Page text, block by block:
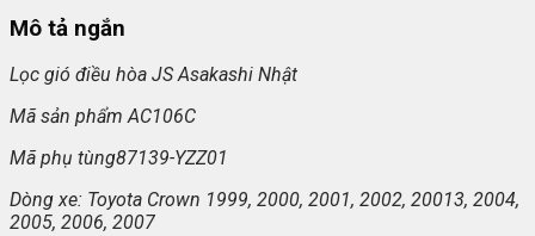
Mô tả ngắn
Lọc gió điều hòa JS Asakashi Nhật
Mã sản phẩm AC106C
Mã phụ tùng87139-YZZ01
Dòng xe: Toyota Crown 1999, 2000, 2001, 2002, 20013, 2004,
2005, 2006, 2007